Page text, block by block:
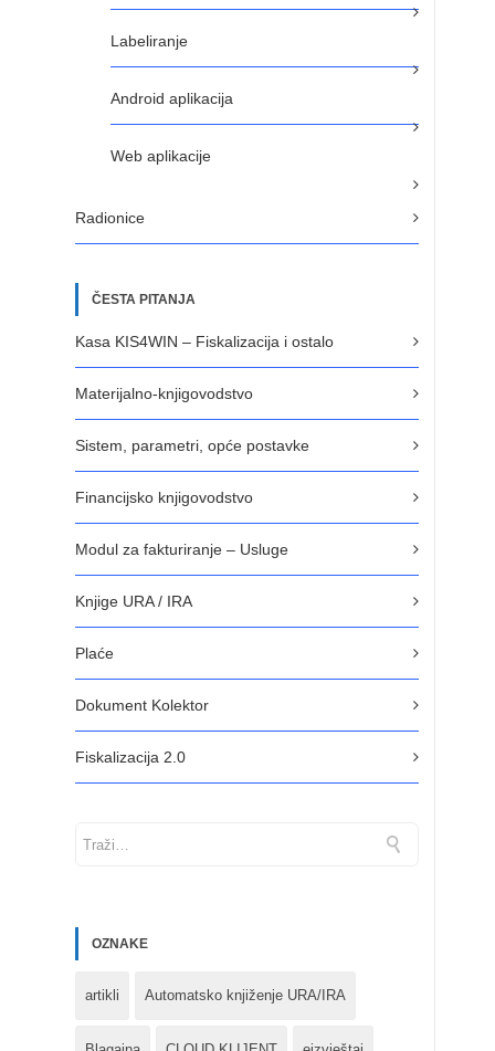
Labeliranje
Android aplikacija
Web aplikacije
Radionice
ČESTA PITANJA
Kasa KIS4WIN – Fiskalizacija i ostalo
Materijalno-knjigovodstvo
Sistem, parametri, opće postavke
Financijsko knjigovodstvo
Modul za fakturiranje – Usluge
Knjige URA / IRA
Plaće
Dokument Kolektor
Fiskalizacija 2.0
OZNAKE
artikli Automatsko knjiženje URA/IRA